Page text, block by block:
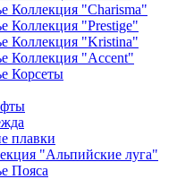
Коллекция "Charisma"
Коллекция "Prestige"
Коллекция "Kristina"
Коллекция "Accent"
Корсеты
плавки
"Альпийские луга"
Пояса